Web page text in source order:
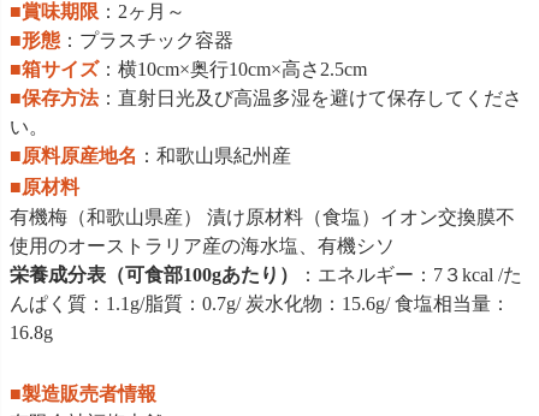
■賞味期限 ：2ヶ月～
■形態 ：プラスチック容器
■箱サイズ：横10cm×奥行10cm×高さ2.5cm
■保存方法：直射日光及び高温多湿を避けて保存してくださ
い。
■原料原産地名 ：和歌山県紀州産
■原材料
有機梅（和歌山県産） 漬け原材料（食塩）イオン交換膜不
使用のオーストラリア産の海水塩、有機シソ
栄養成分表（可食部100gあたり）
：エネルギー：7３kcal /た
んぱく質：1.1g/脂質：0.7g/ 炭水化物：15.6g/ 食塩相当量：
16.8g
■製造販売者情報